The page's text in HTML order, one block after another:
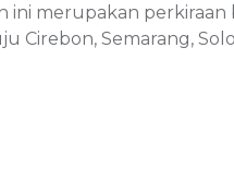
ini merupakan
Semarang,